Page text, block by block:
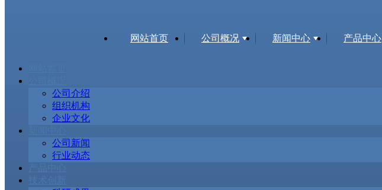
网站首页 公司概况 新闻中心 产品中心
公司介绍
组织机构
企业文化
公司新闻
行业动态
产品中心
技术创新